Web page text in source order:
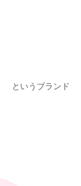
というブランド